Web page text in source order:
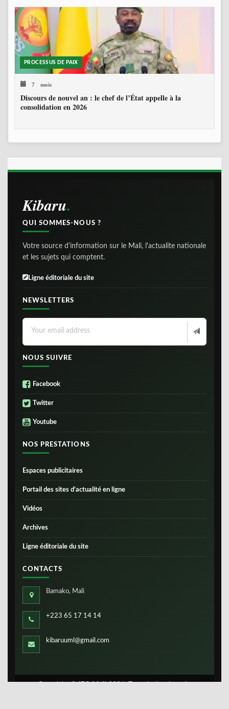
PROCESSUS DE PAIX
7 mois
Discours de nouvel an : le chef de l’État appelle à la
consolidation en 2026
Kibaru
QUI SOMMES-NOUS ?
Votre source d'information sur le Mali, l'actualite nationale
et les sujets qui comptent.
Ligne éditoriale du site
NEWSLETTERS
NOUS SUIVRE
Facebook
Twitter
Youtube
NOS PRESTATIONS
Espaces publicitaires
Portail des sites d’actualité en ligne
Vidéos
Archives
Ligne éditoriale du site
CONTACTS
Bamako, Mali
+223 65 17 14 14
kibaruuml@gmail.com